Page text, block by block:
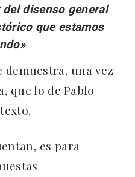
disenso general
que estamos
demuestra, una vez
que lo de Pablo
es para